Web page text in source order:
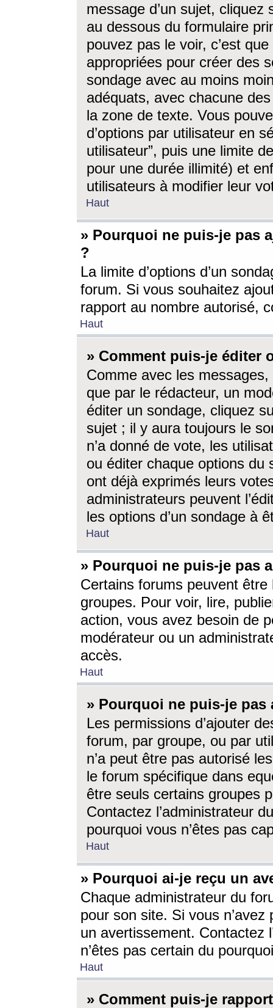
message d’un sujet, cliquez
au dessous du formulaire
pouvez pas le voir, c’est
appropriées pour créer des
sondage avec au moins
adéquats, avec chacune
la zone de texte. Vous
d’options par utilisateur en
utilisateur”, puis une limite
pour une durée illimité) et
utilisateurs à modifier leur
Haut
» Pourquoi ne puis-je pas
?
La limite d’options d’un
forum. Si vous souhaitez
rapport au nombre autorisé,
Haut
» Comment puis-je éditer
Comme avec les
que par le rédacteur, un
éditer un sondage, cliquez
sujet ; il y aura toujours le
n’a donné de vote, les
ou éditer chaque options du
ont déjà exprimés leurs
administrateurs peuvent
les options d’un sondage à
Haut
» Pourquoi ne puis-je pas
Certains forums peuvent être
groupes. Pour voir, lire,
action, vous avez besoin de
modérateur ou un
accès.
Haut
» Pourquoi ne puis-je
Les permissions d’ajouter
forum, par groupe, ou par
n’a peut être pas autorisé
le forum spécifique dans
être seuls certains groupes
Contactez l’administrateur
pourquoi vous n’êtes pas
Haut
» Pourquoi ai-je reçu un
Chaque administrateur du
pour son site. Si vous
un avertissement. Contactez
n’êtes pas certain du
Haut
» Comment puis-je